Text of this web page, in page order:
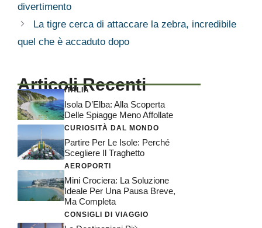
divertimento
La tigre cerca di attaccare la zebra, incredibile
quel che è accaduto dopo
Articoli Recenti
ITALIA
Isola D’Elba: Alla Scoperta
Delle Spiagge Meno Affollate
CURIOSITÀ DAL MONDO
Partire Per Le Isole: Perché
Scegliere Il Traghetto
AEROPORTI
Mini Crociera: La Soluzione
Ideale Per Una Pausa Breve,
Ma Completa
CONSIGLI DI VIAGGIO